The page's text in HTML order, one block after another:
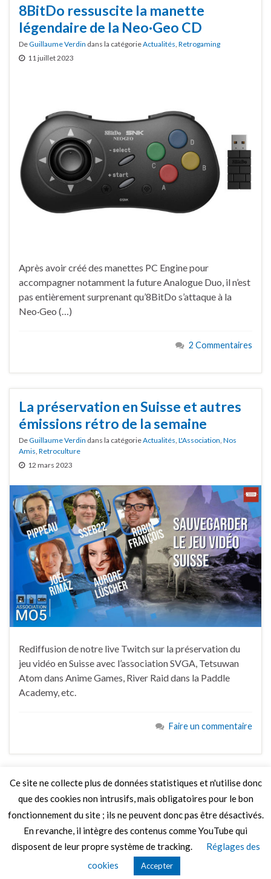
8BitDo ressuscite la manette
légendaire de la Neo·Geo CD
DeGuillaume Verdin dans la catégorieActualités Retrogaming
11 juillet 2023
Après avoir créé des manettes PC Engine pour
accompagner notamment la future Analogue Duo, il n’est
pas entièrement surprenant qu’8BitDo s’attaque à la
Neo·Geo (…)
2 Commentaires
La préservation en Suisse et autres
émissions rétro de la semaine
DeGuillaume Verdin dans la catégorieActualités L'Association Nos
Amis Retroculture
12 mars 2023
Rediffusion de notre live Twitch sur la préservation du
jeu vidéo en Suisse avec l’association SVGA, Tetsuwan
Atom dans Anime Games, River Raid dans la Paddle
Academy, etc.
Faire un commentaire
LIRE PLUS
Thèmes Graphene
Ce site ne collecte plus de données statistiques et n'utilise donc
que des cookies non intrusifs, mais obligatoires pour le bon
fonctionnement du site ; ils ne peuvent donc pas être désactivés.
En revanche, il intègre des contenus comme YouTube qui
disposent de leur propre système de tracking.
Réglages des
cookies
Accepter